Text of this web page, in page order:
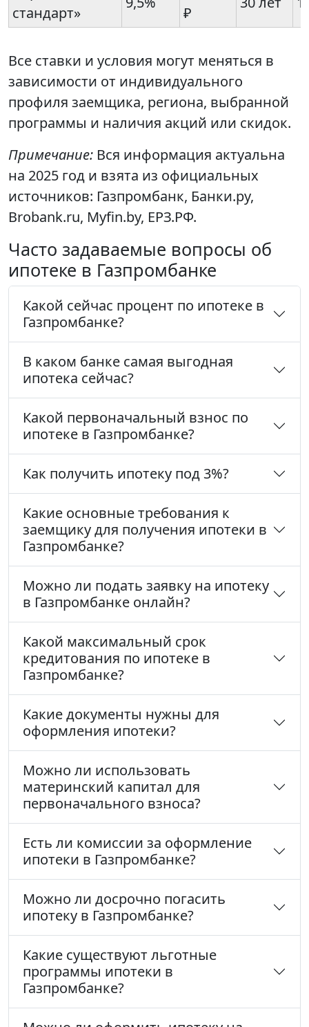
стандарт»
₽
Все ставки и условия могут меняться в
зависимости от индивидуального
профиля заемщика, региона, выбранной
программы и наличия акций или скидок.
Примечание: Вся информация актуальна
на 2025 год и взята из официальных
источников: Газпромбанк, Банки.ру,
Brobank.ru, Myfin.by, ЕРЗ.РФ.
Часто задаваемые вопросы об
ипотеке в Газпромбанке
Какой сейчас процент по ипотеке в
Газпромбанке?
В каком банке самая выгодная
ипотека сейчас?
Какой первоначальный взнос по
ипотеке в Газпромбанке?
Как получить ипотеку под 3%?
Какие основные требования к
заемщику для получения ипотеки в
Газпромбанке?
Можно ли подать заявку на ипотеку
в Газпромбанке онлайн?
Какой максимальный срок
кредитования по ипотеке в
Газпромбанке?
Какие документы нужны для
оформления ипотеки?
Можно ли использовать
материнский капитал для
первоначального взноса?
Есть ли комиссии за оформление
ипотеки в Газпромбанке?
Можно ли досрочно погасить
ипотеку в Газпромбанке?
Какие существуют льготные
программы ипотеки в
Газпромбанке?